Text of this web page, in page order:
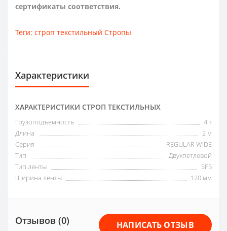
сертификаты соответствия.
Теги: строп текстильный Стропы
Характеристики
ХАРАКТЕРИСТИКИ СТРОП ТЕКСТИЛЬНЫХ
Грузоподъемность
4 т
Длина
2 м
Серия
REGULAR WIDE
Тип
Двухпетлевой
Тип ленты
SF5
Ширина ленты
120 мм
Отзывов (0) НАПИСАТЬ ОТЗЫВ